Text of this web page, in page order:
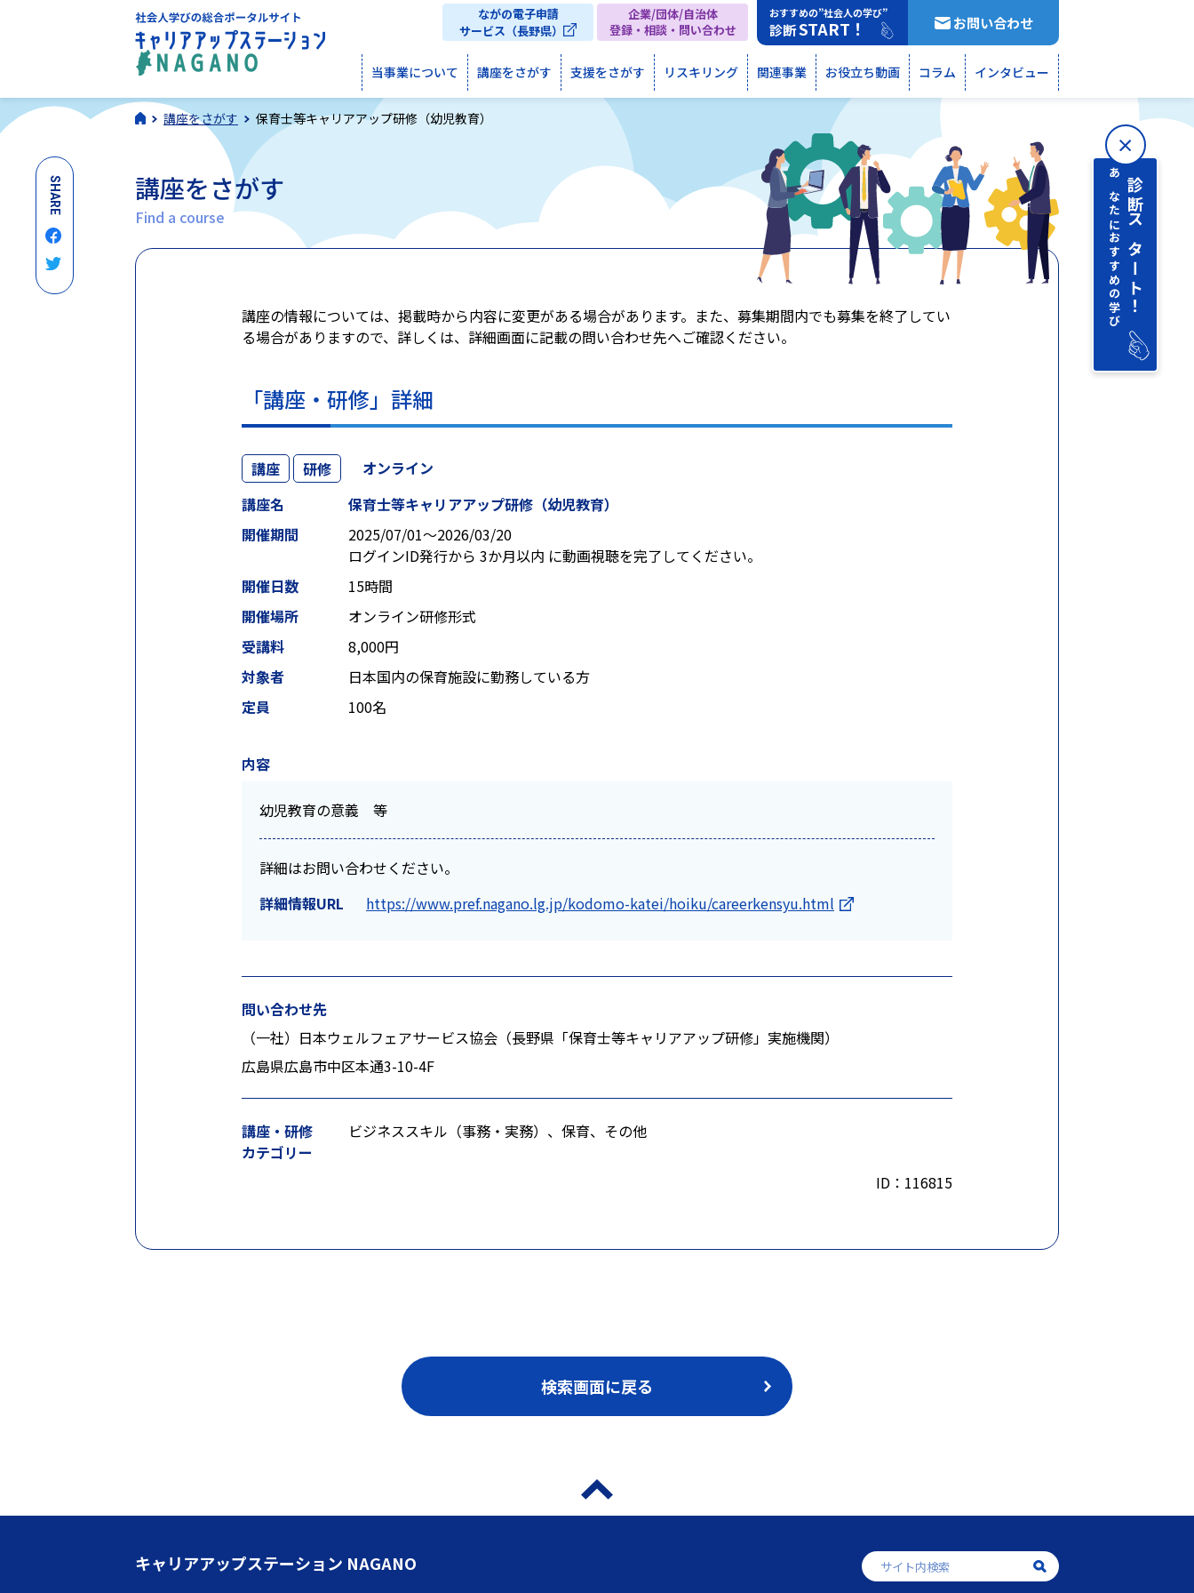
当事業について 講座をさがす 支援をさがす リスキリング 関連事業 お役立ち動画 コラム インタビュー
おすすめの”社会人の学び”
診断START！
企業/団体/自治体
登録・相談・問い合わせ
ながの電子申請
サービス（長野県）
お問い合わせ
講座をさがす 保育士等キャリアアップ研修（幼児教育）
講座をさがす
Find a course
講座の情報については、掲載時から内容に変更がある場合があります。また、募集期間内でも募集を終了してい
る場合がありますので、詳しくは、詳細画面に記載の問い合わせ先へご確認ください。
「講座・研修」詳細
講座 研修
オンライン
講座名
保育士等キャリアアップ研修（幼児教育）
開催期間
2025/07/01〜2026/03/20
ログインID発行から 3か月以内 に動画視聴を完了してください。
開催日数
15時間
開催場所
オンライン研修形式
受講料
8,000円
対象者
日本国内の保育施設に勤務している方
定員
100名
内容
幼児教育の意義 等
詳細はお問い合わせください。
詳細情報URL
https://www.pref.nagano.lg.jp/kodomo-katei/hoiku/careerkensyu.html
問い合わせ先
（一社）日本ウェルフェアサービス協会（長野県「保育士等キャリアアップ研修」実施機関）
広島県広島市中区本通3-10-4F
講座・研修
カテゴリー
ビジネススキル（事務・実務）、保育、その他
ID：116815
検索画面に戻る
キャリアアップステーション NAGANO
SHARE あなたにおすすめの学び診断 スタート！